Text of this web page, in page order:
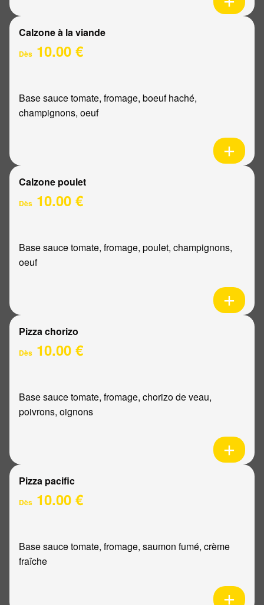
Calzone à la viande
Dès 10.00 €
Base sauce tomate, fromage, boeuf haché,
champignons, oeuf
Calzone poulet
Dès 10.00 €
Base sauce tomate, fromage, poulet, champignons,
oeuf
Pizza chorizo
Dès 10.00 €
Base sauce tomate, fromage, chorizo de veau,
poivrons, oignons
Pizza pacific
Dès 10.00 €
Base sauce tomate, fromage, saumon fumé, crème
fraîche